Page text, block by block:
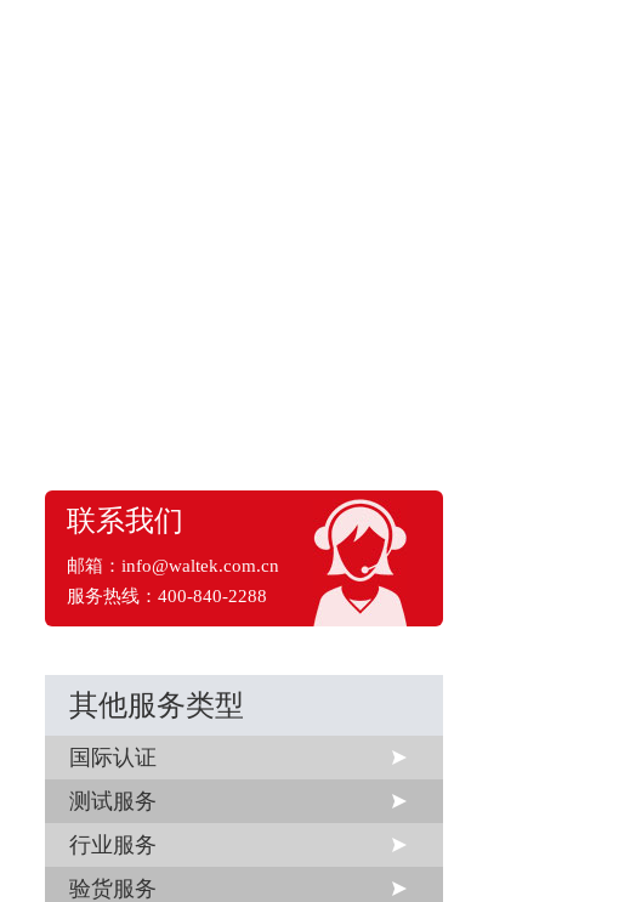
联系我们
邮箱： info@waltek.com.cn
服务热线：400-840-2288
其他服务类型
国际认证
测试服务
行业服务
验货服务